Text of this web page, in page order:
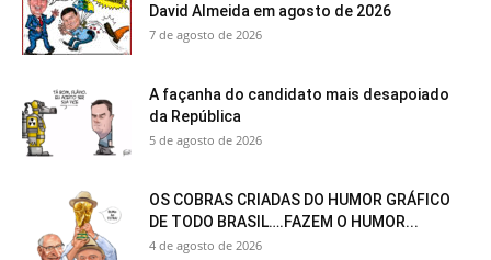
David Almeida em agosto de 2026
7 de agosto de 2026
A façanha do candidato mais desapoiado
da República
5 de agosto de 2026
OS COBRAS CRIADAS DO HUMOR GRÁFICO
DE TODO BRASIL….FAZEM O HUMOR...
4 de agosto de 2026